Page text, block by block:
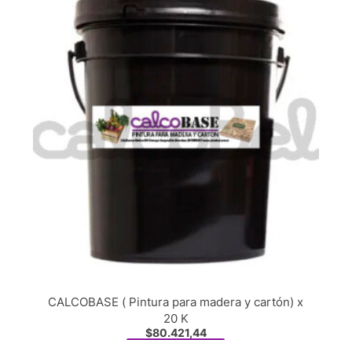
CALCOBASE ( Pintura para madera y cartón) x
20 K
$80.421,44